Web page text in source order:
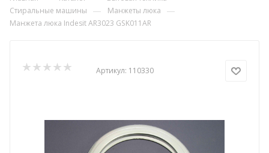
Стиральные машины — Манжеты люка —
Манжета люка Indesit AR3023 GSK011AR
Артикул: 110330